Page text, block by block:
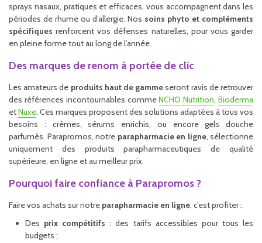
sprays nasaux, pratiques et efficaces, vous accompagnent dans les
périodes de rhume ou d’allergie. Nos soins phyto et compléments
spécifiques renforcent vos défenses naturelles, pour vous garder
en pleine forme tout au long de l’année.
Des marques de renom à portée de clic
Les amateurs de produits haut de gammeseront ravis de retrouver
des références incontournables commeNCHO Nutrition,Bioderma
etNuxe. Ces marques proposent des solutions adaptées à tous vos
besoins : crèmes, sérums enrichis, ou encore gels douche
parfumés. Parapromos, notre parapharmacie en ligne, sélectionne
uniquement des produits parapharmaceutiques de qualité
supérieure, en ligne et au meilleur prix.
Pourquoi faire confiance à Parapromos ?
Faire vos achats sur notre parapharmacie en ligne, c’est profiter :
Des prix compétitifs : des tarifs accessibles pour tous les
budgets ;